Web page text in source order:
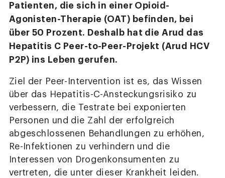
Patienten, die sich in einer Opioid-
Agonisten-Therapie (OAT) befinden, bei
über 50 Prozent. Deshalb hat die Arud das
Hepatitis C Peer-to-Peer-Projekt (Arud HCV
P2P) ins Leben gerufen.
Ziel der Peer-Intervention ist es, das Wissen
über das Hepatitis-C-Ansteckungsrisiko zu
verbessern, die Testrate bei exponierten
Personen und die Zahl der erfolgreich
abgeschlossenen Behandlungen zu erhöhen,
Re-Infektionen zu verhindern und die
Interessen von Drogenkonsumenten zu
vertreten, die unter dieser Krankheit leiden.